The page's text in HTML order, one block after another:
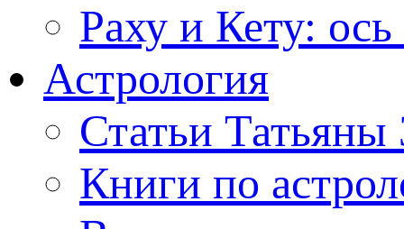
Раху и Кету:
Астрология
Статьи Татьяны
Книги по